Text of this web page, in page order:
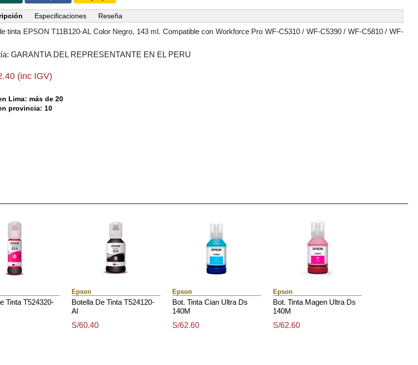
Especificaciones Reseña
tinta EPSON T11B120-AL Color Negro, 143 ml. Compatible con Workforce Pro WF-C5310 / WF-C5390 / WF-C5810 / WF-
GARANTIA DEL REPRESENTANTE EN EL PERU
(inc IGV)
Lima: más de 20
provincia: 10
Tinta T524320-
Epson
Botella De Tinta T524120-
Al
S/60.40
Epson
Bot. Tinta Cian Ultra Ds
140M
S/62.60
Epson
Bot. Tinta Magen Ultra Ds
140M
S/62.60